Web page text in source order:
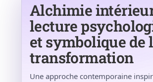
Alchimie
lecture
et symbolique de
transformation
Une approche contemporaine